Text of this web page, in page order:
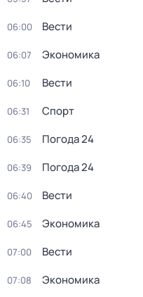
06:00 Вести
06:07 Экономика
06:10 Вести
06:31 Спорт
06:35 Погода 24
06:39 Погода 24
06:40 Вести
06:45 Экономика
07:00 Вести
07:08 Экономика